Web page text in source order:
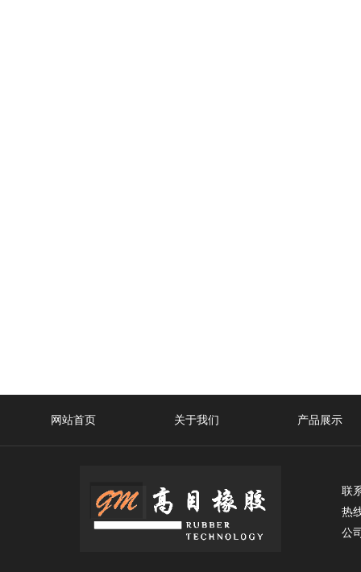
网站首页 关于我们 产品展示
联
热
公